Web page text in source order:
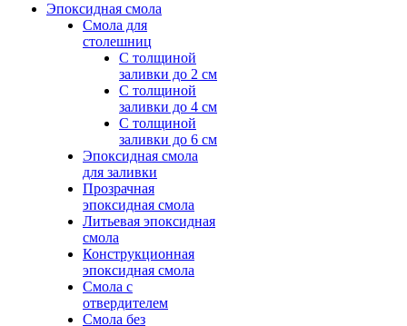
Эпоксидная смола
Смола для
столешниц
С толщиной
заливки до 2 см
С толщиной
заливки до 4 см
С толщиной
заливки до 6 см
Эпоксидная смола
для заливки
Прозрачная
эпоксидная смола
Литьевая эпоксидная
смола
Конструкционная
эпоксидная смола
Смола с
отвердителем
Смола без